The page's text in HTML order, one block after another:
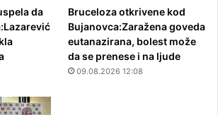
da
Bruceloza otkrivene kod
Bujanovca:Zaražena goveda
eutanazirana, bolest može
da se prenese i na ljude
09.08.2026 12:08